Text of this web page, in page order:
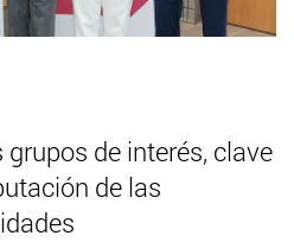
de interés, clave
de las